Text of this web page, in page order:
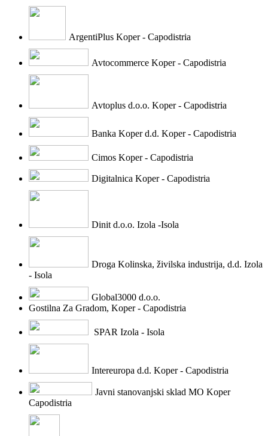
ArgentiPlus Koper - Capodistria
Avtocommerce Koper - Capodistria
Avtoplus d.o.o. Koper - Capodistria
Banka Koper d.d. Koper - Capodistria
Cimos Koper - Capodistria
Digitalnica Koper - Capodistria
Dinit d.o.o. Izola -Isola
Droga Kolinska, živilska industrija, d.d. Izola
- Isola
Global3000 d.o.o.
Gostilna Za Gradom, Koper - Capodistria
SPAR Izola - Isola
Intereuropa d.d. Koper - Capodistria
Javni stanovanjski sklad MO Koper
Capodistria